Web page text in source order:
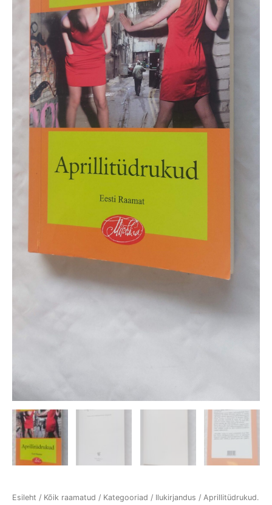
Esileht / Kõik raamatud / Kategooriad / Ilukirjandus / Aprillitüdrukud.